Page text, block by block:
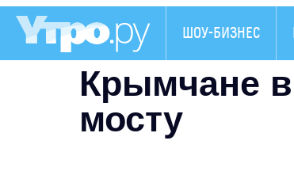
ШОУ-БИЗНЕС
Крымчане
мосту